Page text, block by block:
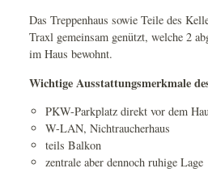
Das Treppenhaus sowie Teile des
Traxl gemeinsam genützt, welche 2
im Haus bewohnt.
Wichtige Ausstattungsmerkmale
PKW-Parkplatz direkt vor dem
W-LAN, Nichtraucherhaus
teils Balkon
zentrale aber dennoch ruhige Lage